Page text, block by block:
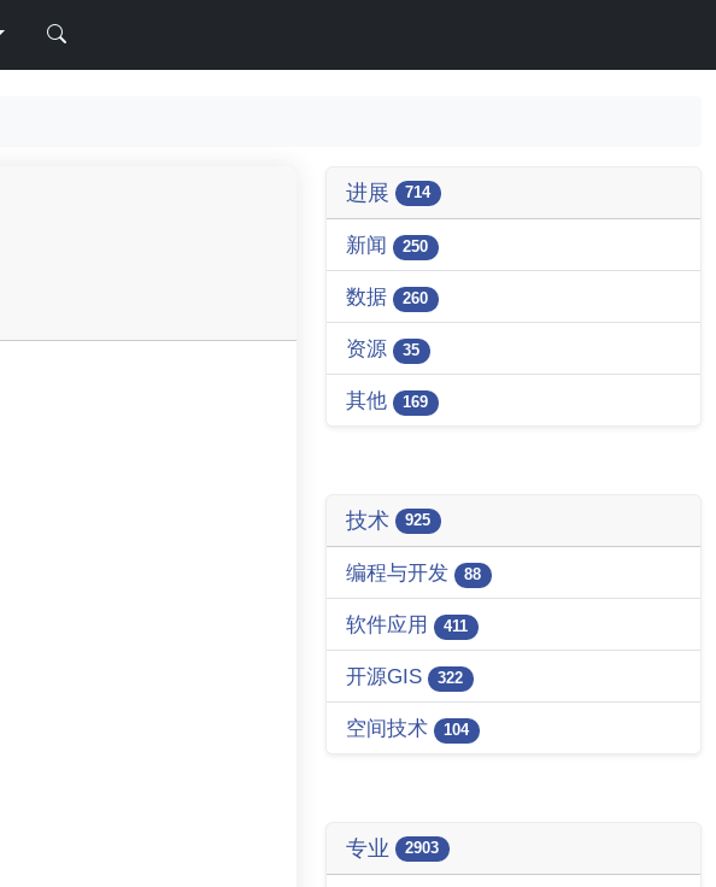
进展 714
新闻 250
数据 260
资源 35
其他 169
技术 925
编程与开发 88
软件应用 411
开源GIS 322
空间技术 104
专业 2903